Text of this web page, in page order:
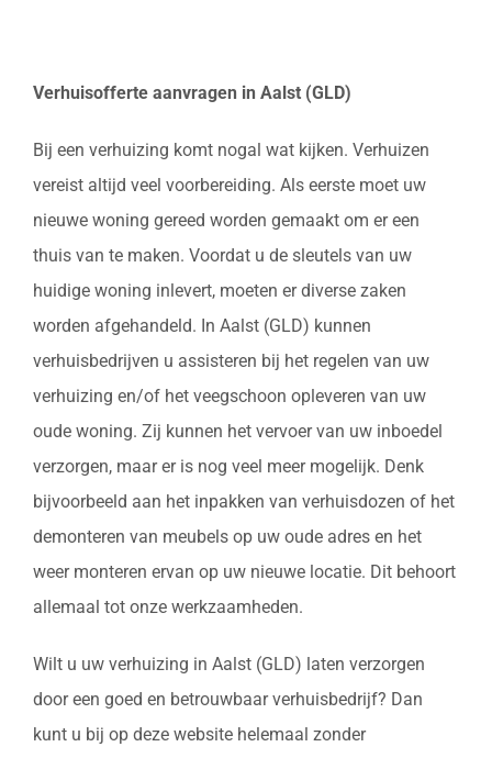
Verhuisofferte aanvragen in Aalst (GLD)
Bij een verhuizing komt nogal wat kijken. Verhuizen
vereist altijd veel voorbereiding. Als eerste moet uw
nieuwe woning gereed worden gemaakt om er een
thuis van te maken. Voordat u de sleutels van uw
huidige woning inlevert, moeten er diverse zaken
worden afgehandeld. In Aalst (GLD) kunnen
verhuisbedrijven u assisteren bij het regelen van uw
verhuizing en/of het veegschoon opleveren van uw
oude woning. Zij kunnen het vervoer van uw inboedel
verzorgen, maar er is nog veel meer mogelijk. Denk
bijvoorbeeld aan het inpakken van verhuisdozen of het
demonteren van meubels op uw oude adres en het
weer monteren ervan op uw nieuwe locatie. Dit behoort
allemaal tot onze werkzaamheden.
Wilt u uw verhuizing in Aalst (GLD) laten verzorgen
door een goed en betrouwbaar verhuisbedrijf? Dan
kunt u bij op deze website helemaal zonder